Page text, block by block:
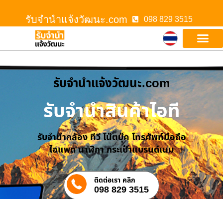
รับจํานําแจ้งวัฒนะ.com 098 829 3515
รับจํานําแจ้งวัฒนะ.com
รับจำนำสินค้าไอที
รับจำนำกล้อง ทีวี โน๊ตบุ๊ค โทรศัพท์มือถือ
ไอแพด นาฬิกา กระเป๋าแบรนด์เนม
ติดต่อเรา คลิก
098 829 3515